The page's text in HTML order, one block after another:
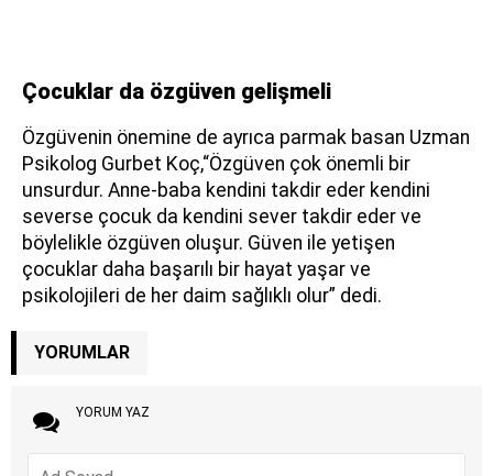
Çocuklar da özgüven gelişmeli
Özgüvenin önemine de ayrıca parmak basan Uzman
Psikolog Gurbet Koç,“Özgüven çok önemli bir
unsurdur. Anne-baba kendini takdir eder kendini
severse çocuk da kendini sever takdir eder ve
böylelikle özgüven oluşur. Güven ile yetişen
çocuklar daha başarılı bir hayat yaşar ve
psikolojileri de her daim sağlıklı olur” dedi.
YORUMLAR
YORUM YAZ